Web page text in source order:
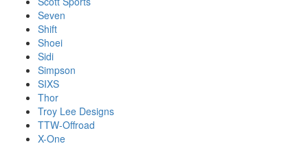
Seven
Shift
Shoei
Sidi
Simpson
SIXS
Thor
Troy Lee Designs
TTW-Offroad
X-One